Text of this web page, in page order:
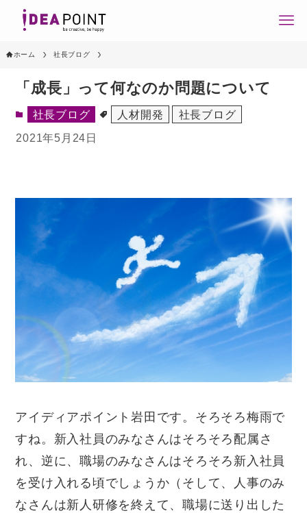
ホーム 社長ブログ
「成長」って何なのか問題について
社長ブログ 人材開発
社長ブログ
2021年5月24日
アイディアポイント岩田です。そろそろ梅雨で
すね。新入社員のみなさんはそろそろ配属さ
れ、逆に、職場のみなさんはそろそろ新入社員
を受け入れる頃でしょうか（そして、人事のみ
なさんは新人研修を終えて、職場に送り出した